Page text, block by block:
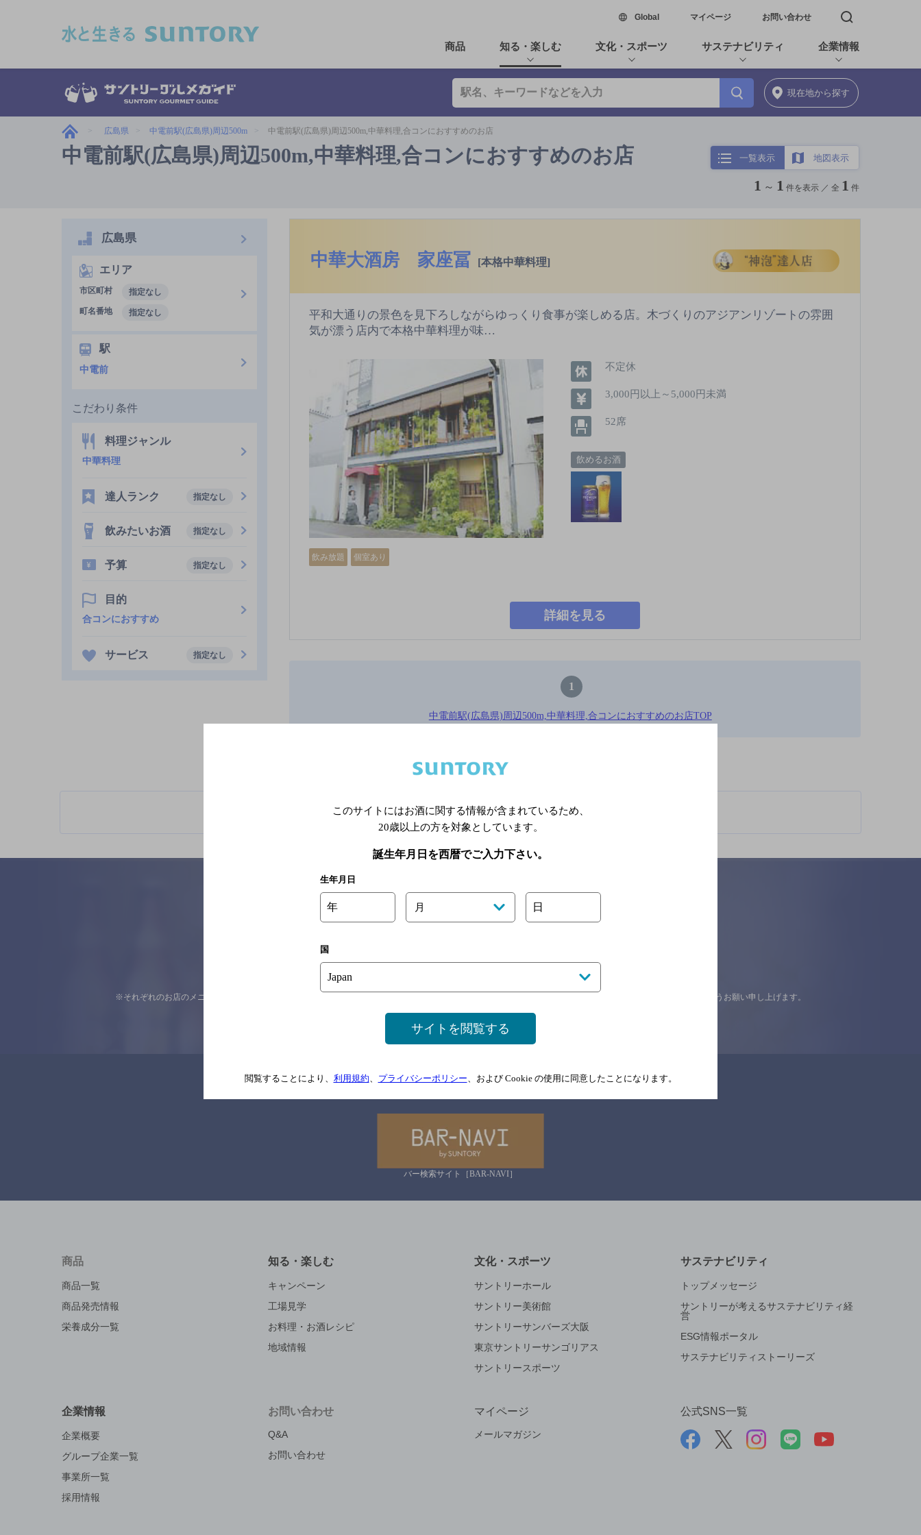
Global新しいウィンドウで開く
マイページ お問い合わせ 検索窓を開く
商品 知る・楽しむ 文化・スポーツ サステナビリティ 企業情報
現在地から探す
広島県 中電前駅(広島県)周辺500m 中電前駅(広島県)周辺500m,中華料理,合コンにおすすめのお店
中電前駅(広島県)周辺500m,中華料理,合コンにおすすめのお店 一覧表示 地図表示
1 ～ 1 件を表示 ／ 全 1 件
中華大酒房 家座冨 [本格中華料理]
平和大通りの景色を見下ろしながらゆっくり食事が楽しめる店。木づくりのアジアンリゾートの雰囲
気が漂う店内で本格中華料理が味…
飲み放題 個室あり
不定休
3,000円以上～5,000円未満
52席
飲めるお酒
詳細を見る
1
中電前駅(広島県)周辺500m,中華料理,合コンにおすすめのお店TOP
※店舗によりハイボール取り扱い銘柄が異なります。
広島県
エリア
市区町村
指定なし
町名番地
指定なし
駅
中電前
こだわり条件
料理ジャンル
中華料理
達人ランク 指定なし
飲みたいお酒 指定なし
予算 指定なし
目的
合コンにおすすめ
サービス 指定なし
関連ページ
※それぞれのお店のメニューや営業時間などの掲載情報については、 念のためお店にご確認の上ご来店くださいますようお願い申し上げます。
情報提供：ぐるなび
関連リンク
バー検索サイト［BAR-NAVI］
商品
商品一覧
商品発売情報
栄養成分一覧
知る・楽しむ
キャンペーン
工場見学
お料理・お酒レシピ
地域情報
文化・スポーツ
サントリーホール
サントリー美術館
サントリーサンバーズ大阪
東京サントリーサンゴリアス
サントリースポーツ
サステナビリティ
トップメッセージ
サントリーが考えるサステナビリティ経
営
ESG情報ポータル
サステナビリティストーリーズ
企業情報
企業概要
グループ企業一覧
事業所一覧
採用情報
お問い合わせ
Q&A
お問い合わせ
マイページ
メールマガジン
公式SNS一覧
このサイトにはお酒に関する情報が含まれているため、
20歳以上の方を対象としています。
誕生年月日を西暦でご入力下さい。
生年月日
年 月 日
国
サイトを閲覧する
閲覧することにより、 利用規約、 プライバシーポリシー、および Cookie の使用に同意したことになります。